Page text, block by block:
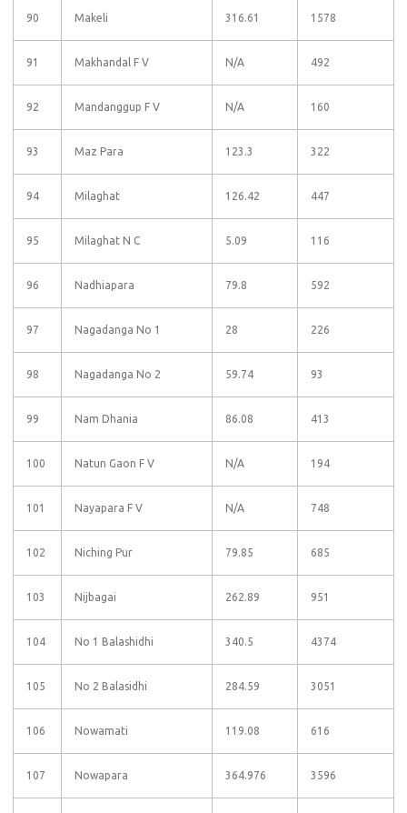
90 Makeli 316.61 1578
91 Makhandal F V N/A 492
92 Mandanggup F V N/A 160
93 Maz Para 123.3 322
94 Milaghat 126.42 447
95 Milaghat N C 5.09 116
96 Nadhiapara 79.8 592
97 Nagadanga No 1 28 226
98 Nagadanga No 2 59.74 93
99 Nam Dhania 86.08 413
100 Natun Gaon F V N/A 194
101 Nayapara F V N/A 748
102 Niching Pur 79.85 685
103 Nijbagai 262.89 951
104 No 1 Balashidhi 340.5 4374
105 No 2 Balasidhi 284.59 3051
106 Nowamati 119.08 616
107 Nowapara 364.976 3596